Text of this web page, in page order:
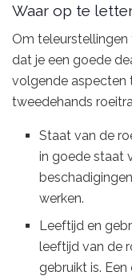
Waar op te
Om
dat je een goede
volgende aspecten
tweedehands
Staat van de
in goede staat
werken.
Leeftijd en
leeftijd van de
gebruikt is.